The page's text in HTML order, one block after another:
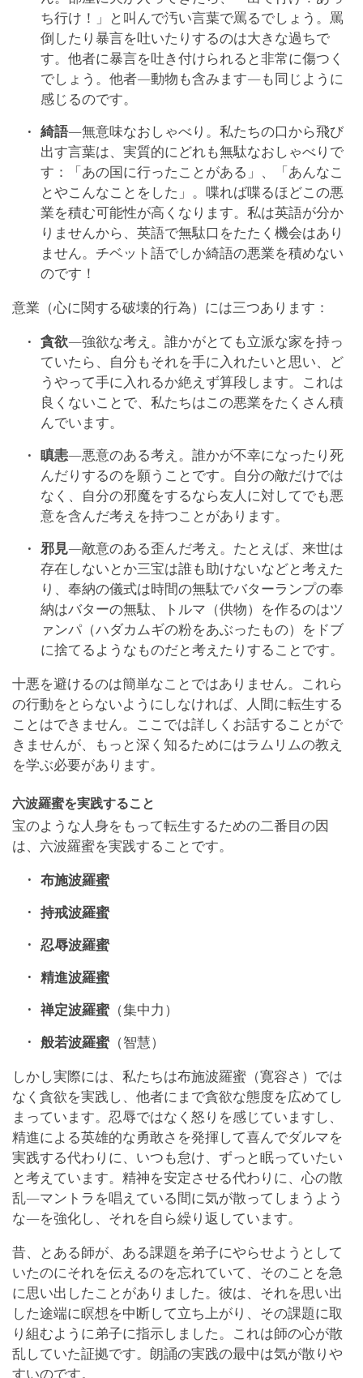
ち行け！」と叫んで汚い言葉で罵るでしょう。罵
倒したり暴言を吐いたりするのは大きな過ちで
す。他者に暴言を吐き付けられると非常に傷つく
でしょう。他者―動物も含みます―も同じように
感じるのです。
綺語―無意味なおしゃべり。私たちの口から飛び
出す言葉は、実質的にどれも無駄なおしゃべりで
す：「あの国に行ったことがある」、「あんなこ
とやこんなことをした」。喋れば喋るほどこの悪
業を積む可能性が高くなります。私は英語が分か
りませんから、英語で無駄口をたたく機会はあり
ません。チベット語でしか綺語の悪業を積めない
のです！
意業（心に関する破壊的行為）には三つあります：
貪欲―強欲な考え。誰かがとても立派な家を持っ
ていたら、自分もそれを手に入れたいと思い、ど
うやって手に入れるか絶えず算段します。これは
良くないことで、私たちはこの悪業をたくさん積
んでいます。
瞋恚―悪意のある考え。誰かが不幸になったり死
んだりするのを願うことです。自分の敵だけでは
なく、自分の邪魔をするなら友人に対してでも悪
意を含んだ考えを持つことがあります。
邪見―敵意のある歪んだ考え。たとえば、来世は
存在しないとか三宝は誰も助けないなどと考えた
り、奉納の儀式は時間の無駄でバターランプの奉
納はバターの無駄、トルマ（供物）を作るのはツ
ァンパ（ハダカムギの粉をあぶったもの）をドブ
に捨てるようなものだと考えたりすることです。
十悪を避けるのは簡単なことではありません。これら
の行動をとらないようにしなければ、人間に転生する
ことはできません。ここでは詳しくお話することがで
きませんが、もっと深く知るためにはラムリムの教え
を学ぶ必要があります。
六波羅蜜を実践すること
宝のような人身をもって転生するための二番目の因
は、六波羅蜜を実践することです。
布施波羅蜜
持戒波羅蜜
忍辱波羅蜜
精進波羅蜜
禅定波羅蜜（集中力）
般若波羅蜜（智慧）
しかし実際には、私たちは布施波羅蜜（寛容さ）では
なく貪欲を実践し、他者にまで貪欲な態度を広めてし
まっています。忍辱ではなく怒りを感じていますし、
精進による英雄的な勇敢さを発揮して喜んでダルマを
実践する代わりに、いつも怠け、ずっと眠っていたい
と考えています。精神を安定させる代わりに、心の散
乱―マントラを唱えている間に気が散ってしまうよう
な―を強化し、それを自ら繰り返しています。
昔、とある師が、ある課題を弟子にやらせようとして
いたのにそれを伝えるのを忘れていて、そのことを急
に思い出したことがありました。彼は、それを思い出
した途端に瞑想を中断して立ち上がり、その課題に取
り組むように弟子に指示しました。これは師の心が散
乱していた証拠です。朗誦の実践の最中は気が散りや
すいのです。